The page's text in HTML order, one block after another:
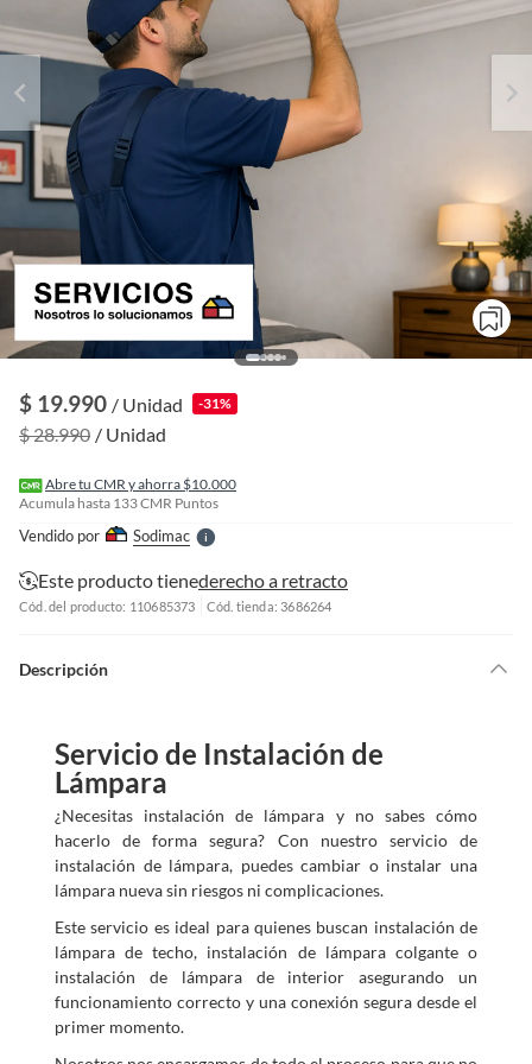
$ 19.990 / Unidad -31%
$ 28.990 / Unidad
Abre tu CMR y ahorra $10.000
Acumula hasta 133CMR Puntos
Vendido por SodimacS
l
l
Este producto tienederecho a retracto
Cód. del producto: 110685373 Cód. tienda: 3686264
Descripción
Servicio de Instalación de
Lámpara
¿Necesitas instalación de lámpara y no sabes cómo
hacerlo de forma segura? Con nuestro servicio de
instalación de lámpara, puedes cambiar o instalar una
lámpara nueva sin riesgos ni complicaciones.
Este servicio es ideal para quienes buscan instalación de
lámpara de techo, instalación de lámpara colgante o
instalación de lámpara de interior asegurando un
funcionamiento correcto y una conexión segura desde el
primer momento.